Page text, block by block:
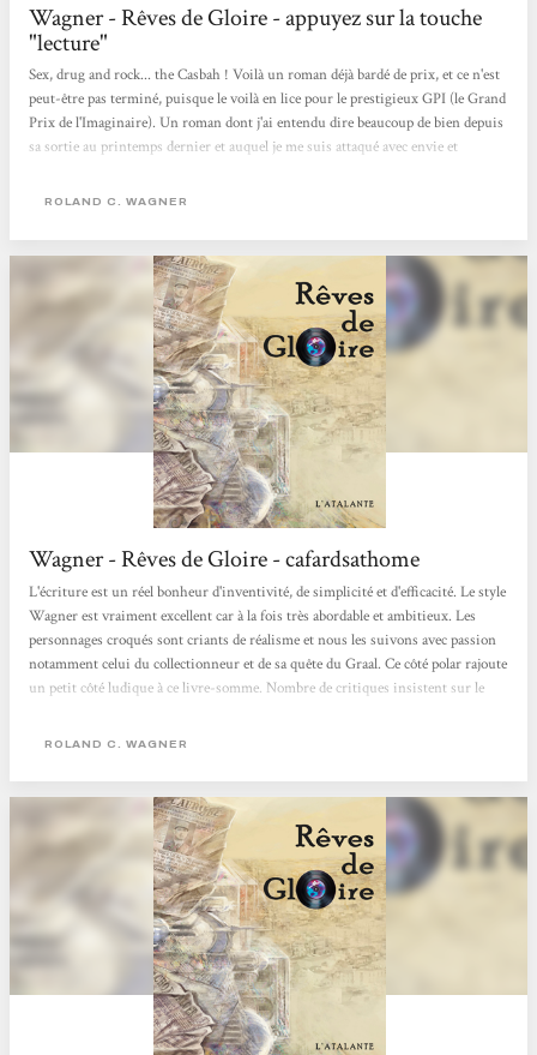
Wagner - Rêves de Gloire - appuyez sur la touche
"lecture"
Sex, drug and rock... the Casbah ! Voilà un roman déjà bardé de prix, et ce n'est
peut-être pas terminé, puisque le voilà en lice pour le prestigieux GPI (le Grand
Prix de l'Imaginaire). Un roman dont j'ai entendu dire beaucoup de bien depuis
sa sortie au printemps dernier et auquel je me suis attaqué avec envie et
Roland C. Wagner (en grand format chez l'Atalante), ne se dévorent pas d'une
intense, complexe mais passionnante, un roman...
ROLAND C. WAGNER
Wagner - Rêves de Gloire - cafardsathome
L'écriture est un réel bonheur d'inventivité, de simplicité et d'efficacité. Le style
Wagner est vraiment excellent car à la fois très abordable et ambitieux. Les
personnages croqués sont criants de réalisme et nous les suivons avec passion
notamment celui du collectionneur et de sa quête du Graal. Ce côté polar rajoute
un petit côté ludique à ce livre-somme. Nombre de critiques insistent sur le
impression de vérité et de terrain connu qui s'exhale de l'œuvre au fur et à
ROLAND C. WAGNER